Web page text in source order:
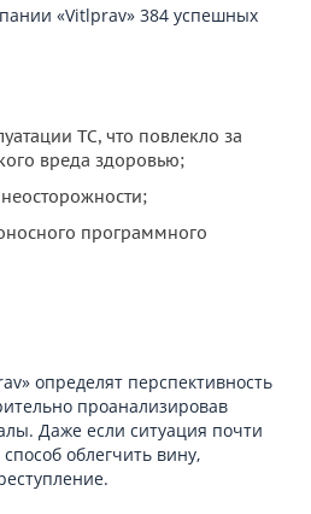
«Vitlprav» 384 успешных
ТС, что повлекло за
вреда здоровью;
программного
определят перспективность
проанализировав
Даже если ситуация почти
облегчить вину,